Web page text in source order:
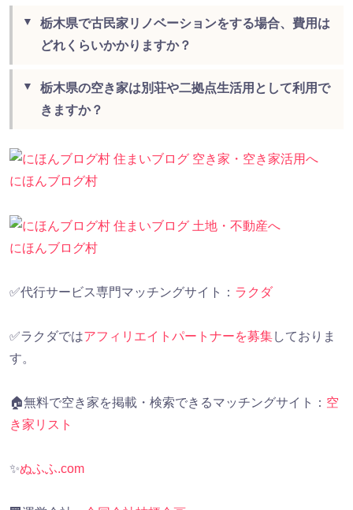
栃木県で古民家リノベーションをする場合、費用は
どれくらいかかりますか？
栃木県の空き家は別荘や二拠点生活用として利用で
きますか？
にほんブログ村
にほんブログ村
✅代行サービス専門マッチングサイト： ラクダ
✅ラクダではアフィリエイトパートナーを募集しておりま
す。
🏠無料で空き家を掲載・検索できるマッチングサイト： 空
き家リスト
✨ぬふふ.com